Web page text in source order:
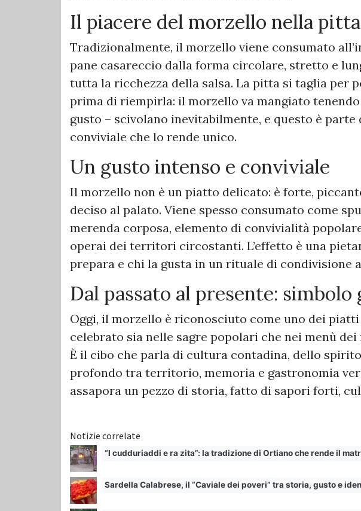
Il piacere del morzello nella pitta
Tradizionalmente, il morzello viene consumato
pane casareccio dalla forma circolare, stretto e
tutta la ricchezza della salsa. La pitta si taglia per
prima di riempirla: il morzello va mangiato
gusto – scivolano inevitabilmente, e questo è parte
conviviale che lo rende unico.
Un gusto intenso e conviviale
Il morzello non è un piatto delicato: è forte,
deciso al palato. Viene spesso consumato come
merenda corposa, elemento di convivialità
operai dei territori circostanti. L’effetto è una
prepara e chi la gusta in un rituale di condivisione
Dal passato al presente:
Oggi, il morzello è riconosciuto come uno dei
celebrato sia nelle sagre popolari che nei menù
È il cibo che parla di cultura contadina, dello
profondo tra territorio, memoria e gastronomia
assapora un pezzo di storia, fatto di sapori forti,
Notizie correlate
“I cudduriaddi e ra zita”: la tradizione di Ortiano che rende il
Sardella Calabrese, il “Caviale dei poveri” tra storia, gusto e